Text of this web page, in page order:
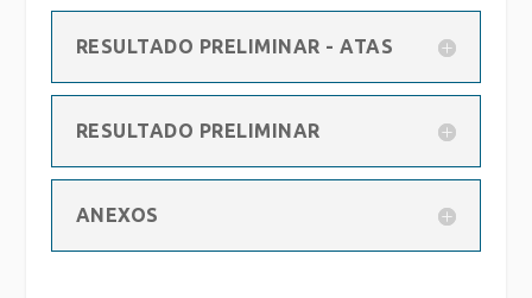
RESULTADO PRELIMINAR - ATAS
RESULTADO PRELIMINAR
ANEXOS